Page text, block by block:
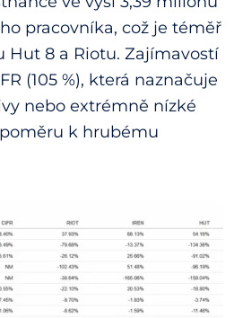
pracovníka, což je téměř
Hut 8 a Riotu. Zajímavostí
(105 %), která naznačuje
nebo extrémně nízké
k hrubému